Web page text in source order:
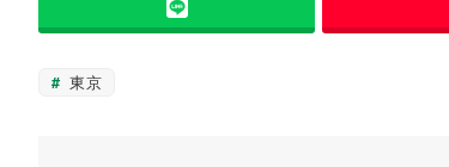
す ウ
ド
ウ
o
o
n
東京